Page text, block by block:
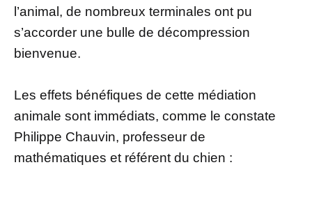
l’animal, de nombreux terminales ont pu
s’accorder une bulle de décompression
bienvenue.
Les effets bénéfiques de cette médiation
animale sont immédiats, comme le constate
Philippe Chauvin, professeur de
mathématiques et référent du chien :